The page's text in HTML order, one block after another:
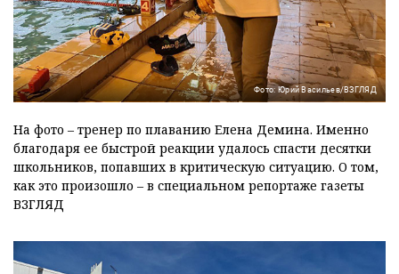
Фото: Юрий Васильев/ВЗГЛЯД
На фото – тренер по плаванию Елена Демина. Именно
благодаря ее быстрой реакции удалось спасти десятки
школьников, попавших в критическую ситуацию. О том,
как это произошло – в специальном репортаже газеты
ВЗГЛЯД